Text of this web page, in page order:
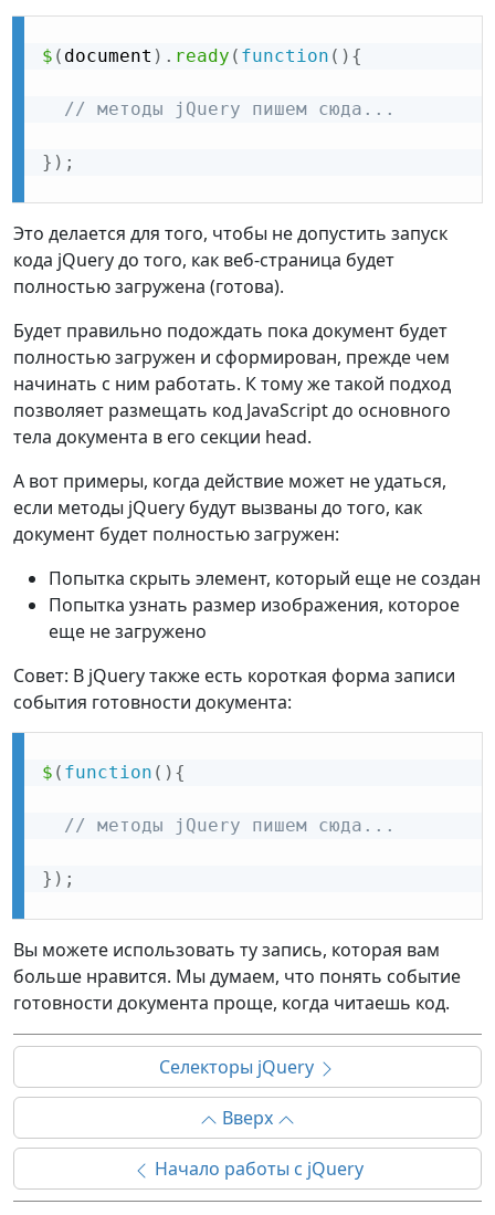
$ ( document ) . ready ( function ( ) {
// методы jQuery пишем сюда...
} ) ;
Это делается для того, чтобы не допустить запуск
кода jQuery до того, как веб-страница будет
полностью загружена (готова).
Будет правильно подождать пока документ будет
полностью загружен и сформирован, прежде чем
начинать с ним работать. К тому же такой подход
позволяет размещать код JavaScript до основного
тела документа в его секции head.
А вот примеры, когда действие может не удаться,
если методы jQuery будут вызваны до того, как
документ будет полностью загружен:
Попытка скрыть элемент, который еще не создан
Попытка узнать размер изображения, которое
еще не загружено
Совет: В jQuery также есть короткая форма записи
события готовности документа:
$ ( function ( ) {
// методы jQuery пишем сюда...
} ) ;
Вы можете использовать ту запись, которая вам
больше нравится. Мы думаем, что понять событие
готовности документа проще, когда читаешь код.
Селекторы jQuery
Вверх
Начало работы с jQuery